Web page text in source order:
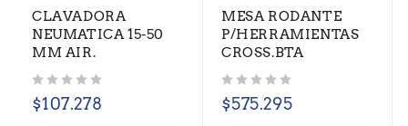
CLAVADORA
NEUMATICA 15-50
MM AIR.
$107.278
MESA RODANTE
P/HERRAMIENTAS
CROSS.BTA
$575.295